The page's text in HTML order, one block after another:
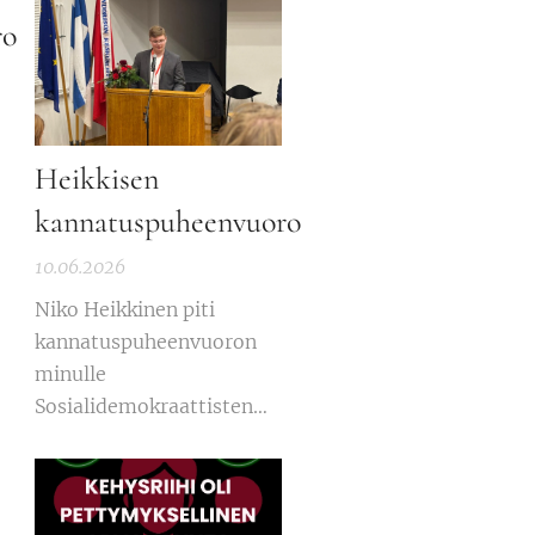
Heikkisen
kannatuspuheenvuoro
10.06.2026
Niko Heikkinen piti
kannatuspuheenvuoron
minulle
Sosialidemokraattisten
liittokokouksessa
Tampereella kesäkuussa